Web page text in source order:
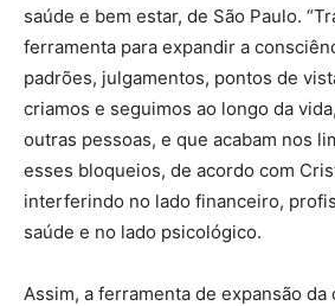
saúde e bem estar, de São Paulo.
ferramenta para expandir a
padrões, julgamentos, pontos de
criamos e seguimos ao longo da
outras pessoas, e que acabam nos
esses bloqueios, de acordo com
interferindo no lado financeiro,
saúde e no lado psicológico.
Assim, a ferramenta de expansão